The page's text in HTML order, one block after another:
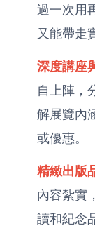
過一次用
又能帶走
深度講座
自上陣，
解展覽內
或優惠。
精緻出版
內容紮實
讀和紀念